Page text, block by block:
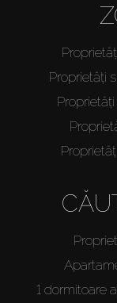
Proprietăți
1 dormitoare